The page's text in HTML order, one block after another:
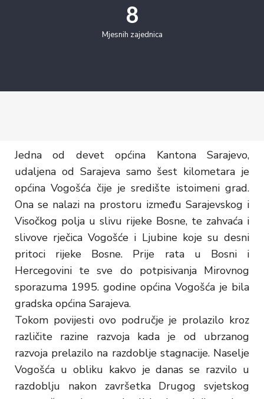
8
Mjesnih zajednica
Jedna od devet općina Kantona Sarajevo,
udaljena od Sarajeva samo šest kilometara je
općina Vogošća čije je središte istoimeni grad.
Ona se nalazi na prostoru između Sarajevskog i
Visočkog polja u slivu rijeke Bosne, te zahvaća i
slivove rječica Vogošće i Ljubine koje su desni
pritoci rijeke Bosne. Prije rata u Bosni i
Hercegovini te sve do potpisivanja Mirovnog
sporazuma 1995. godine općina Vogošća je bila
gradska općina Sarajeva.
Tokom povijesti ovo područje je prolazilo kroz
različite razine razvoja kada je od ubrzanog
razvoja prelazilo na razdoblje stagnacije. Naselje
Vogošća u obliku kakvo je danas se razvilo u
razdoblju nakon završetka Drugog svjetskog